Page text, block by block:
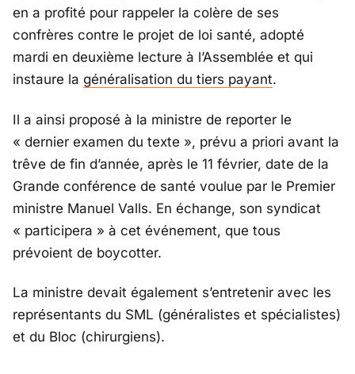
en a profité pour rappeler la colère de ses
confrères contre le projet de loi santé, adopté
mardi en deuxième lecture à l’Assemblée et qui
instaure la généralisation du tiers payant.
Il a ainsi proposé à la ministre de reporter le
« dernier examen du texte », prévu a priori avant la
trêve de fin d’année, après le 11 février, date de la
Grande conférence de santé voulue par le Premier
ministre Manuel Valls. En échange, son syndicat
« participera » à cet événement, que tous
prévoient de boycotter.
La ministre devait également s’entretenir avec les
représentants du SML (généralistes et spécialistes)
et du Bloc (chirurgiens).